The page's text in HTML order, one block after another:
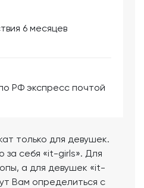
6 месяцев
РФ экспресс почтой
только для девушек.
за себя «it-girls». Для
а для девушек «it-
Вам определиться с